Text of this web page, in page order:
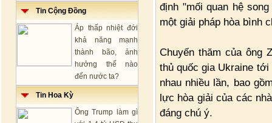
Tin Cộng Đồng
Áp thấp nhiệt đới
khả năng mạnh
thành bão, ảnh
hưởng thế nào
đến nước ta?
Tin Hoa Kỳ
Ông Trump làm gì
định "mối quan hệ
một giải pháp hòa bình
Chuyến thăm của ông
thủ quốc gia Ukraine tới
nhau nhiều lần, bao
lực hòa giải của các
đáng chú ý.